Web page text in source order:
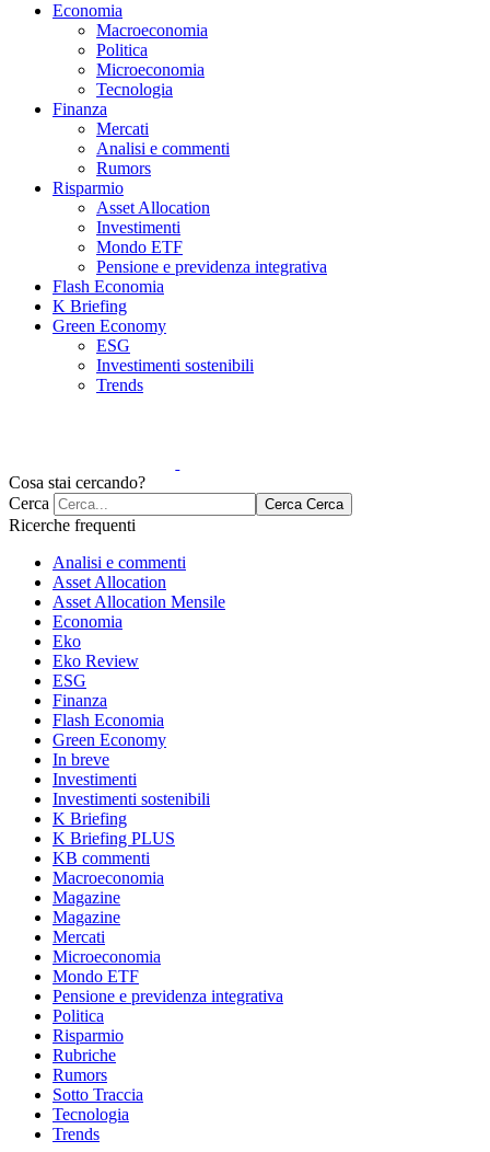
Economia
Macroeconomia
Politica
Microeconomia
Tecnologia
Finanza
Mercati
Analisi e commenti
Rumors
Risparmio
Asset Allocation
Investimenti
Mondo ETF
Pensione e previdenza integrativa
Flash Economia
K Briefing
Green Economy
ESG
Investimenti sostenibili
Trends
Cosa stai cercando?
Cerca
Cerca Cerca
Ricerche frequenti
Analisi e commenti
Asset Allocation
Asset Allocation Mensile
Economia
Eko
Eko Review
ESG
Finanza
Flash Economia
Green Economy
In breve
Investimenti
Investimenti sostenibili
K Briefing
K Briefing PLUS
KB commenti
Macroeconomia
Magazine
Magazine
Mercati
Microeconomia
Mondo ETF
Pensione e previdenza integrativa
Politica
Risparmio
Rubriche
Rumors
Sotto Traccia
Tecnologia
Trends